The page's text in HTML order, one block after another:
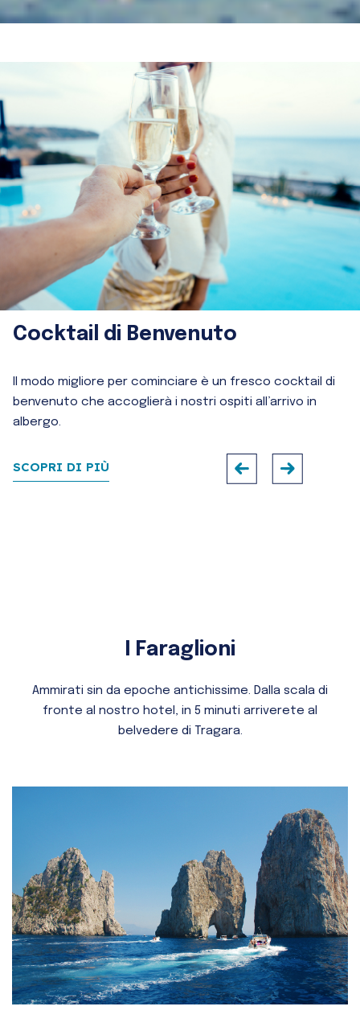
Cocktail di Benvenuto
Il modo migliore per cominciare è un fresco cocktail di
benvenuto che accoglierà i nostri ospiti all’arrivo in
albergo.
SCOPRI DI PIÙ
I Faraglioni
Ammirati sin da epoche antichissime. Dalla scala di
fronte al nostro hotel, in 5 minuti arriverete al
belvedere di Tragara.